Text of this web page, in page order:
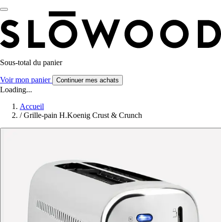
Sous-total du panier
Voir mon panier Continuer mes achats
Loading...
Accueil
/ Grille-pain H.Koenig Crust & Crunch